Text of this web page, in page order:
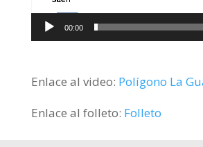
00:00
Enlace al video: Polígono La
Enlace al folleto: Folleto